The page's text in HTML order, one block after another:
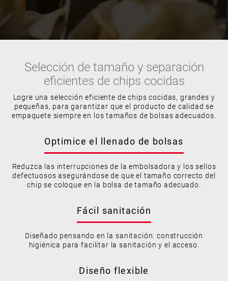
Selección de tamaño y separación
eficientes de chips cocidas
Logre una selección eficiente de chips cocidas, grandes y
pequeñas, para garantizar que el producto de calidad se
empaquete siempre en los tamaños de bolsas adecuados.
Optimice el llenado de bolsas
Reduzca las interrupciones de la embolsadora y los sellos
defectuosos asegurándose de que el tamaño correcto del
chip se coloque en la bolsa de tamaño adecuado.
Fácil sanitación
Diseñado pensando en la sanitación: construcción
higiénica para facilitar la sanitación y el acceso.
Diseño flexible